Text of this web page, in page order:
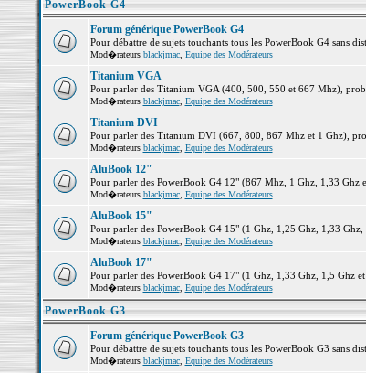
PowerBook G4
Forum générique PowerBook G4
Pour débattre de sujets touchants tous les PowerBook G4 sans
Mod�rateurs blackjmac, Equipe des Modérateurs
Titanium VGA
Pour parler des Titanium VGA (400, 500, 550 et 667 Mhz),
Mod�rateurs blackjmac, Equipe des Modérateurs
Titanium DVI
Pour parler des Titanium DVI (667, 800, 867 Mhz et 1 Ghz),
Mod�rateurs blackjmac, Equipe des Modérateurs
AluBook 12"
Pour parler des PowerBook G4 12" (867 Mhz, 1 Ghz, 1,33 Ghz
Mod�rateurs blackjmac, Equipe des Modérateurs
AluBook 15"
Pour parler des PowerBook G4 15" (1 Ghz, 1,25 Ghz, 1,33
Mod�rateurs blackjmac, Equipe des Modérateurs
AluBook 17"
Pour parler des PowerBook G4 17" (1 Ghz, 1,33 Ghz, 1,5 Ghz
Mod�rateurs blackjmac, Equipe des Modérateurs
PowerBook G3
Forum générique PowerBook G3
Pour débattre de sujets touchants tous les PowerBook G3 sans
Mod�rateurs blackjmac, Equipe des Modérateurs